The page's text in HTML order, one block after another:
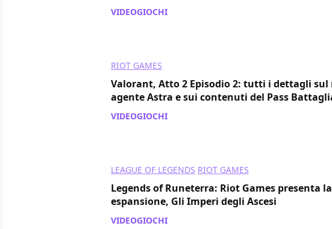
VIDEOGIOCHI
RIOT GAMES
Valorant, Atto 2 Episodio 2: tutti i dettagli sul
agente Astra e sui contenuti del Pass
VIDEOGIOCHI
LEAGUE OF LEGENDS RIOT GAMES
Legends of Runeterra: Riot Games presenta
espansione, Gli Imperi degli Ascesi
VIDEOGIOCHI